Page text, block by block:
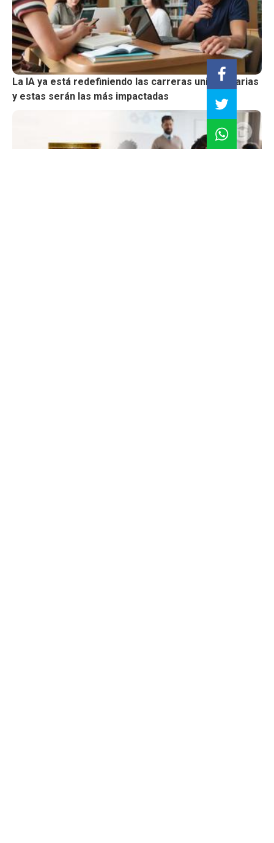
La IA ya está redefiniendo las carreras universitarias
y estas serán las más impactadas